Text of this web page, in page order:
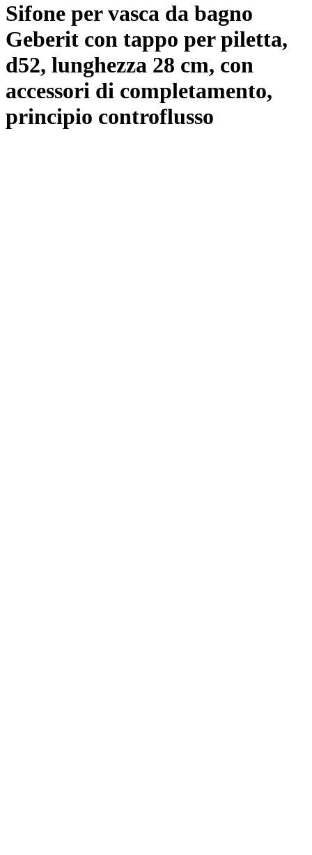
Sifone per vasca da bagno
Geberit con tappo per piletta,
d52, lunghezza 28 cm, con
accessori di completamento,
principio controflusso